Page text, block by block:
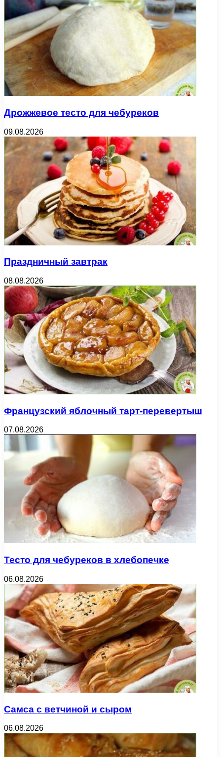
Дрожжевое тесто для чебуреков
09.08.2026
Праздничный завтрак
08.08.2026
Французский яблочный тарт-перевертыш
07.08.2026
Тесто для чебуреков в хлебопечке
06.08.2026
Самса с ветчиной и сыром
06.08.2026